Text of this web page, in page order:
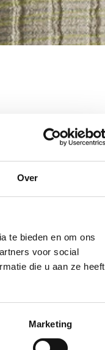
Over
te bieden en om ons
voor social
die u aan ze heeft
Marketing